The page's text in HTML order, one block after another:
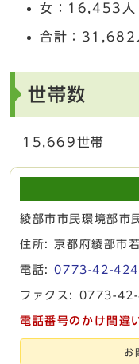
女：16,453人
合計：31,682
世帯数
15,669世帯
綾部市市民環境部市
住所: 京都府綾部市
電話:0773-42-
ファクス: 0773-
電話番号のかけ間違
お